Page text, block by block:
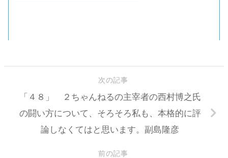
次の記事
「４８」 ２ちゃんねるの主宰者の西村博之氏
の闘い方について、そろそろ私も、本格的に評
論しなくてはと思います。副島隆彦
前の記事